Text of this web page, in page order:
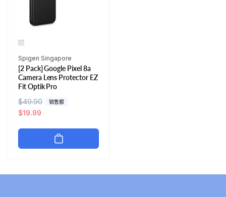
厂
商：
Spigen Singapore
[2 Pack] Google Pixel 8a
Camera Lens Protector EZ
Fit Optik Pro
常
规
$49.90 销售额
促
销
$19.99